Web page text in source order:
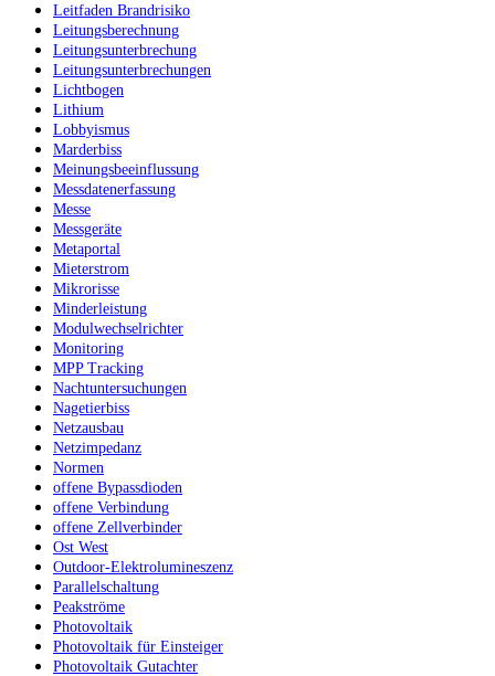
Leitfaden Brandrisiko
Leitungsberechnung
Leitungsunterbrechung
Leitungsunterbrechungen
Lichtbogen
Lithium
Lobbyismus
Marderbiss
Meinungsbeeinflussung
Messdatenerfassung
Messe
Messgeräte
Metaportal
Mieterstrom
Mikrorisse
Minderleistung
Modulwechselrichter
Monitoring
MPP Tracking
Nachtuntersuchungen
Nagetierbiss
Netzausbau
Netzimpedanz
Normen
offene Bypassdioden
offene Verbindung
offene Zellverbinder
Ost West
Outdoor-Elektrolumineszenz
Parallelschaltung
Peakströme
Photovoltaik
Photovoltaik für Einsteiger
Photovoltaik Gutachter